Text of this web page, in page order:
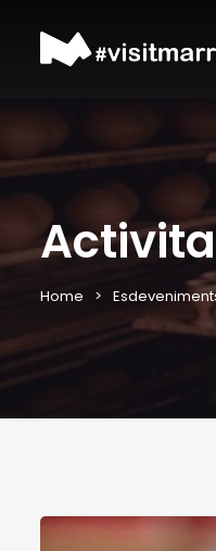
Home